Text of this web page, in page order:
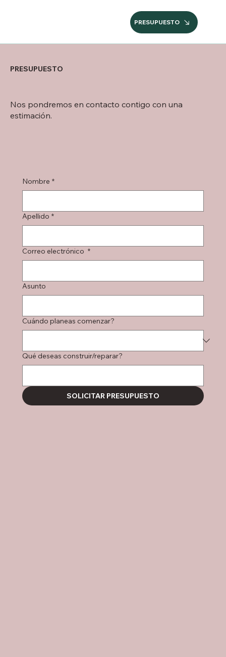
PRESUPUESTO
PRESUPUESTO
Nos pondremos en contacto contigo con una
estimación.
Nombre *
Apellido *
Correo electrónico *
Asunto
Cuándo planeas comenzar?
Qué deseas construir/reparar?
SOLICITAR PRESUPUESTO